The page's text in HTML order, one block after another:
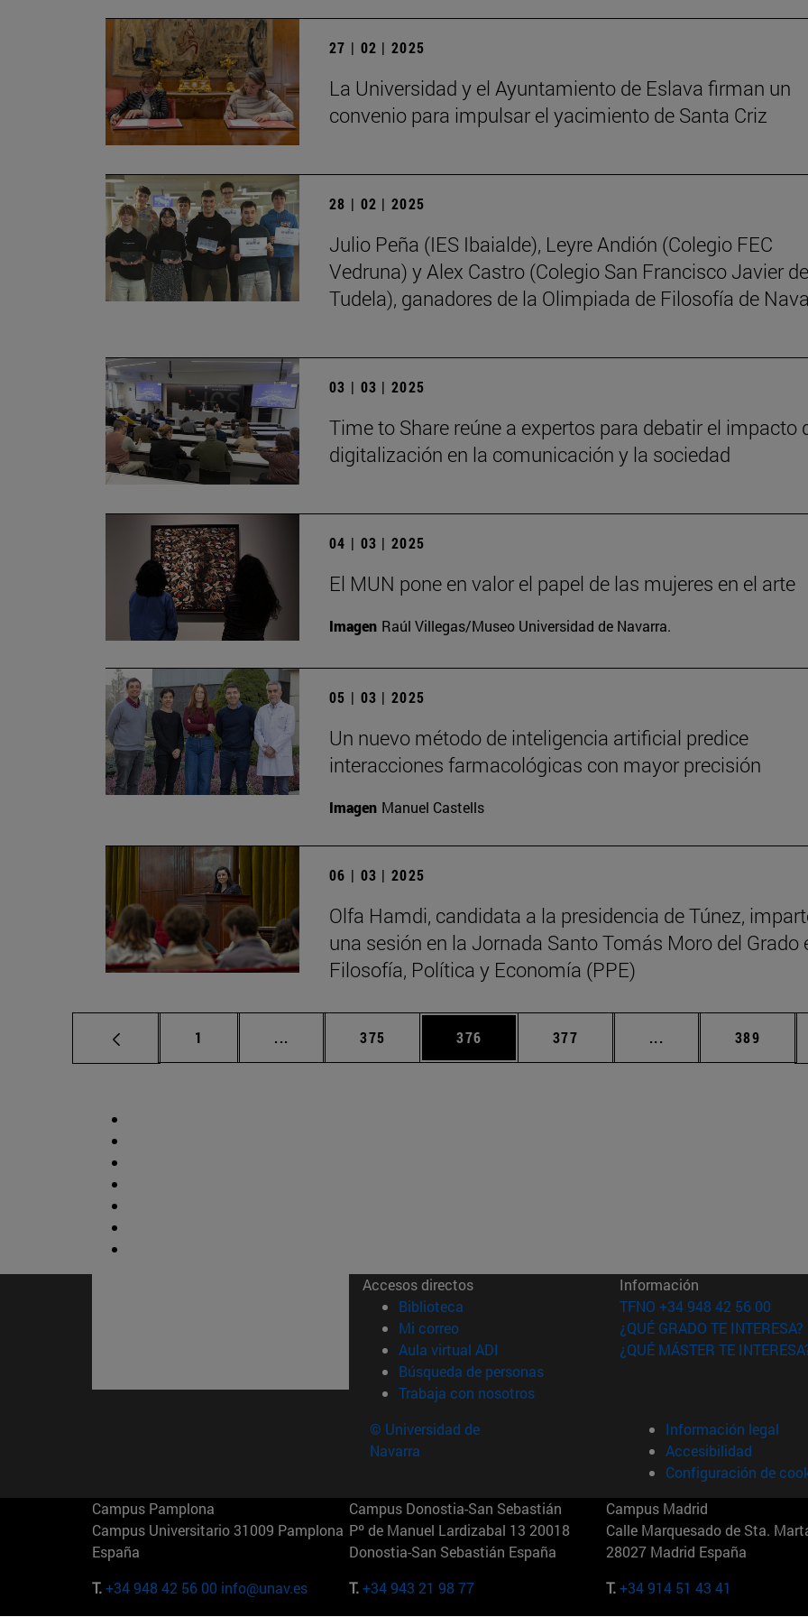
27 | 02 | 2025
La Universidad y el Ayuntamiento de Eslava firman un
convenio para impulsar el yacimiento de Santa Criz
28 | 02 | 2025
Julio Peña (IES Ibaialde), Leyre Andión (Colegio FEC
Vedruna) y Alex Castro (Colegio San Francisco Javier de
Tudela), ganadores de la Olimpiada de Filosofía de
03 | 03 | 2025
Time to Share reúne a expertos para debatir el impacto
digitalización en la comunicación y la sociedad
04 | 03 | 2025
El MUN pone en valor el papel de las mujeres en el arte
Imagen Raúl Villegas/Museo Universidad de Navarra.
05 | 03 | 2025
Un nuevo método de inteligencia artificial predice
interacciones farmacológicas con mayor precisión
Imagen Manuel Castells
06 | 03 | 2025
Olfa Hamdi, candidata a la presidencia de Túnez,
una sesión en la Jornada Santo Tomás Moro del Grado
Filosofía, Política y Economía (PPE)
Página
1 ... Páginas intermedias Use TAB para desplazarse.
Página
375 Página
376 Página
377 ... Páginas intermedias
Página
389
Accesos directos
Biblioteca (abre en nueva ventana)
Mi correo(abre en nueva ventana)
Aula virtual ADI (abre en nueva ventana)
Búsqueda de personas(abre en nueva ventana)
Trabaja con nosotros(abre en nueva ventana)
Información
TFNO +34 948 42 56 00
¿QUÉ GRADO TE INTERESA?
¿QUÉ MÁSTER TE
© Universidad de
Navarra
Información legal
Accesibilidad
Configuración de
Campus Pamplona
Campus Universitario 31009 Pamplona
España
T.+34 948 42 56 00 info@unav.es
Campus Donostia-San Sebastián
Pº de Manuel Lardizabal 13 20018
Donostia-San Sebastián España
T.+34 943 21 98 77
Campus Madrid
Calle Marquesado de Sta.
28027 Madrid España
T.+34 914 51 43 41